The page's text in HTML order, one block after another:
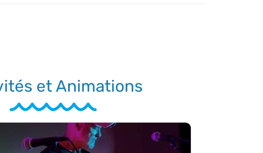
et Animations